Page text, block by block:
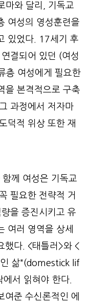
마와 달리, 기독교
여성의 영성훈련을
있었다. 17세기 후
결되어 있던 (여성
층 여성에게 필요한
을 본격적으로 구축
과정에서 저자마
덕적 위상 또한 재
께 여성은 기독교
필요한 전략적 거
을 증진시키고 유
여러 영역을 상세
했다. <태틀러>와 <
인 삶"(domestick lif
서 읽혀야 한다.
준 수신론적인 에